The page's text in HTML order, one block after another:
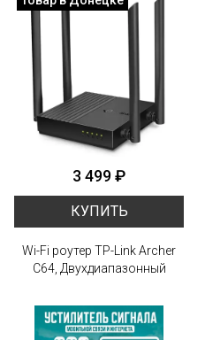
3 499 ₽
КУПИТЬ
Wi-Fi роутер TP-Link Archer
C64, Двухдиапазонный